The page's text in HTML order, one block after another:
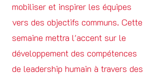
mobiliser et inspirer les équipes
vers des objectifs communs. Cette
semaine mettra l'accent sur le
développement des compétences
de leadership humain à travers des